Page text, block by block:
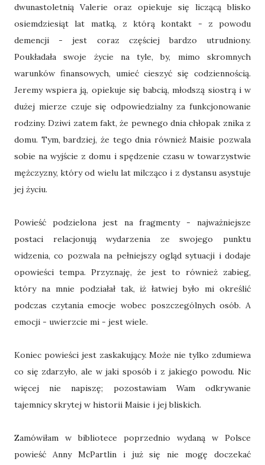
dwunastoletnią Valerie oraz opiekuje się liczącą blisko
osiemdziesiąt lat matką, z którą kontakt - z powodu
demencji - jest coraz częściej bardzo utrudniony.
Poukładała swoje życie na tyle, by, mimo skromnych
warunków finansowych, umieć cieszyć się codziennością.
Jeremy wspiera ją, opiekuje się babcią, młodszą siostrą i w
dużej mierze czuje się odpowiedzialny za funkcjonowanie
rodziny. Dziwi zatem fakt, że pewnego dnia chłopak znika z
domu. Tym, bardziej, że tego dnia również Maisie pozwala
sobie na wyjście z domu i spędzenie czasu w towarzystwie
mężczyzny, który od wielu lat milcząco i z dystansu asystuje
jej życiu.
Powieść podzielona jest na fragmenty - najważniejsze
postaci relacjonują wydarzenia ze swojego punktu
widzenia, co pozwala na pełniejszy ogląd sytuacji i dodaje
opowieści tempa. Przyznaję, że jest to również zabieg,
który na mnie podziałał tak, iż łatwiej było mi określić
podczas czytania emocje wobec poszczególnych osób. A
emocji - uwierzcie mi - jest wiele.
Koniec powieści jest zaskakujący. Może nie tylko zdumiewa
co się zdarzyło, ale w jaki sposób i z jakiego powodu. Nic
więcej nie napiszę; pozostawiam Wam odkrywanie
tajemnicy skrytej w historii Maisie i jej bliskich.
Zamówiłam w bibliotece poprzednio wydaną w Polsce
powieść Anny McPartlin i już się nie mogę doczekać